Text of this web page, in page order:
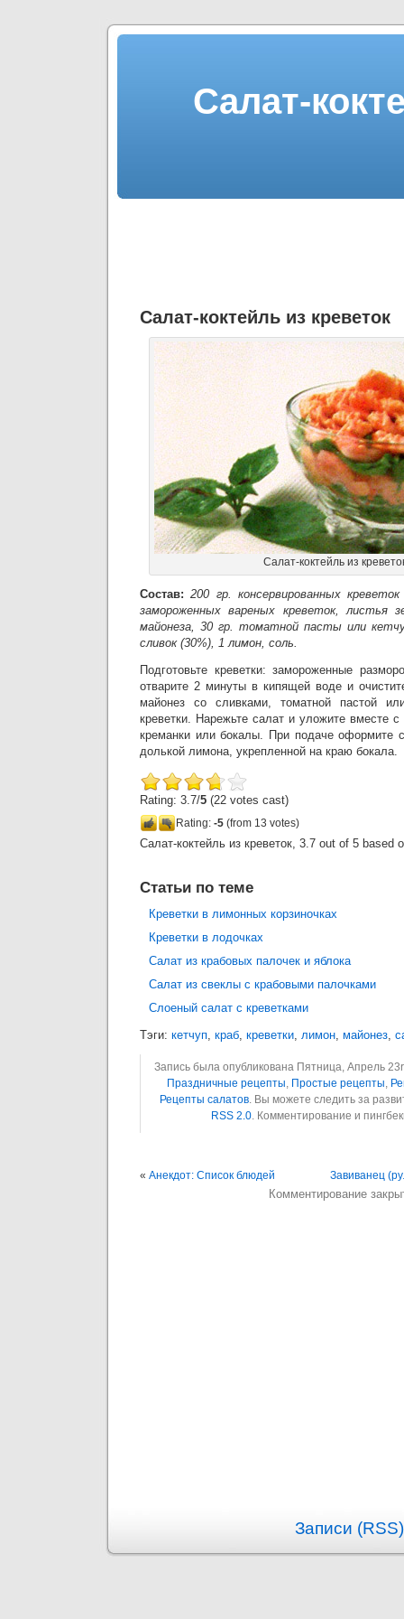
Салат-
Салат-коктейль из креветок
Салат-коктейль из
Состав: 200 гр. консервированных
замороженных вареных креветок, листья
майонеза, 30 гр. томатной пасты или
сливок (30%), 1 лимон, соль.
Подготовьте креветки: замороженные
отварите 2 минуты в кипящей воде и
майонез со сливками, томатной пастой
креветки. Нарежьте салат и уложите вместе с
креманки или бокалы. При подаче оформите
долькой лимона, укрепленной на краю бокала.
Rating: 3.7/5 (22 votes cast)
Rating: -5 (from 13 votes)
Салат-коктейль из креветок, 3.7 out of 5 based
Статьи по теме
Креветки в лимонных корзиночках
Креветки в лодочках
Салат из крабовых палочек и яблока
Салат из свеклы с крабовыми палочками
Слоеный салат с креветками
Тэги: кетчуп, краб, креветки, лимон, майонез,
Запись была опубликована Пятница, Апрель
Праздничные рецепты, Простые рецепты,
Рецепты салатов. Вы можете следить за
RSS 2.0. Комментирование и
« Анекдот: Список блюдей Завиванец
Комментирование
Записи (RSS)